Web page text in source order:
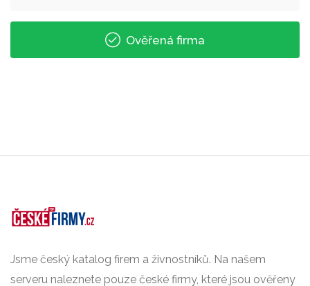
Ověřená firma
Jsme český katalog firem a živnostníků. Na našem
serveru naleznete pouze české firmy, které jsou ověřeny